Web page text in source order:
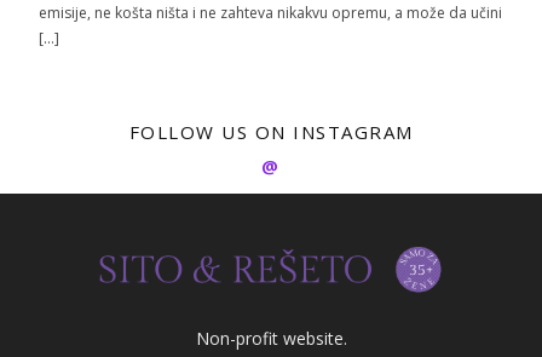
emisije, ne košta ništa i ne zahteva nikakvu opremu, a može da učini
[…]
FOLLOW US ON INSTAGRAM
@
Non-profit website.